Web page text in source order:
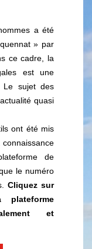
a été
» par
ce cadre, la
est une
Le sujet des
quasi
ont été mis
de
le numéro
Cliquez sur
et